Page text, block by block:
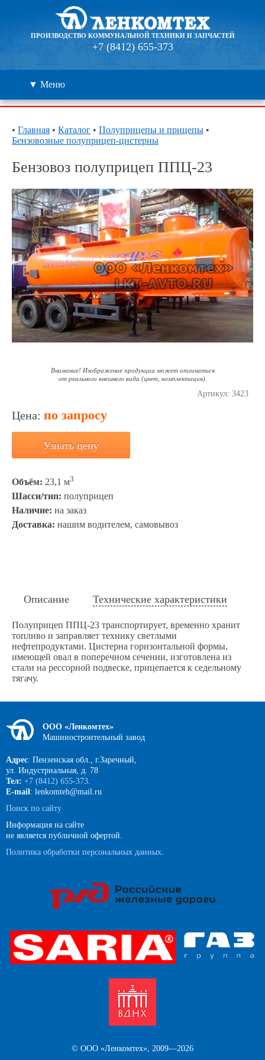
ПРОИЗВОДСТВО КОММУНАЛЬНОЙ ТЕХНИКИ И ЗАПЧАСТЕЙ
+7 (8412) 655-373
▼ Меню
Дилеры
Контакты
О компании
• Главная • Каталог • Полуприцепы и прицепы •
Бензовозные полуприцеп-цистерны
Бензовоз полуприцеп ППЦ-23
Внимание! Изображение продукции может отличаться
от реального внешнего вида (цвет, комплектация).
Артикул: 3423
Цена: по запросу
Узнать цену
Объём: 23,1 м3
Шасси/тип: полуприцеп
Наличие: на заказ
Доставка: нашим водителем, самовывоз
Описание Технические характеристики
Полуприцеп ППЦ-23 транспортирует, временно хранит
топливо и заправляет технику светлыми
нефтепродуктами. Цистерна горизонтальной формы,
имеющей овал в поперечном сечении, изготовлена из
стали на рессорной подвеске, прицепается к седельному
тягачу.
ООО «Ленкомтех»
Машиностроительный завод
Адрес: Пензенская обл., г.Заречный,
ул. Индустриальная, д. 78
Тел: +7 (8412) 655-373.
E-mail: lenkomteh@mail.ru
Поиск по сайту
Информация на сайте
не является публичной офертой.
Политика обработки персональных данных.
© ООО «Ленкомтех», 2009—2026